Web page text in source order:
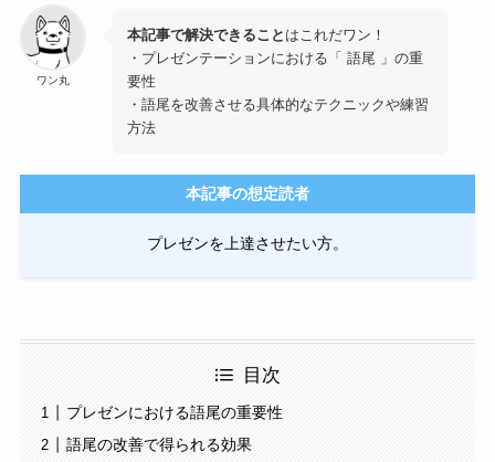
ワン丸
本記事で解決できること はこれだワン！
・プレゼンテーションにおける「 語尾 」の重
要性
・語尾を改善させる具体的なテクニックや練習
方法
本記事の想定読者
プレゼンを上達させたい方。
目次
プレゼンにおける語尾の重要性
語尾の改善で得られる効果